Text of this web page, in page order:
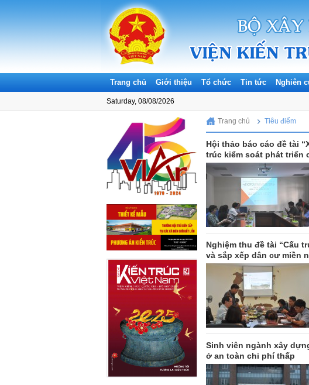
Trang chủ Giới thiệu Tổ chức Tin tức Nghiên
Saturday, 08/08/2026
Trang chủ Tiêu điểm
Hội thảo báo cáo đề tài
trúc kiểm soát phát triển
Nghiệm thu đề tài “Cấu
và sắp xếp dân cư miền
Sinh viên ngành xây
ở an toàn chi phí thấp